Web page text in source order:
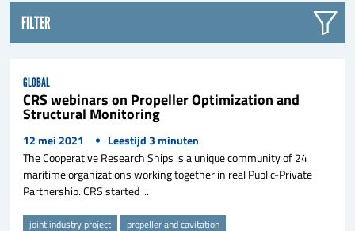
FILTER
GLOBAL
CRS webinars on Propeller Optimization and
Structural Monitoring
12 mei 2021 Leestijd 3 minuten
The Cooperative Research Ships is a unique community of 24
maritime organizations working together in real Public-Private
Partnership. CRS started ...
joint industry project
propeller and cavitation